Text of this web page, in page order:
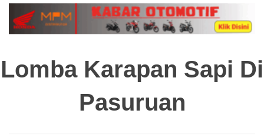
Lomba Karapan Sapi Di
Pasuruan